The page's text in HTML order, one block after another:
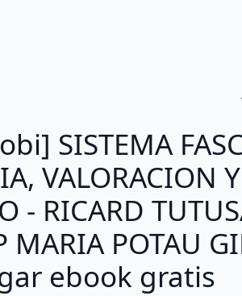
SISTEMA
VALORACION Y
- RICARD
MARIA POTAU
ebook gratis